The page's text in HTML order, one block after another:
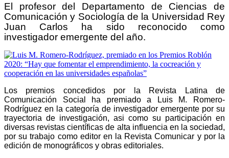
El profesor del Departamento de Ciencias de
Comunicación y Sociología de la Universidad Rey
Juan Carlos ha sido reconocido como
investigador emergente del año.
Los premios concedidos por la Revista Latina de
Comunicación Social ha premiado a Luis M. Romero-
Rodríguez en la categoría de investigador emergente por su
trayectoria de investigación, asi como su participación en
diversas revistas científicas de alta influencia en la sociedad,
por su trabajo como editor en la Revista Comunicar y por la
edición de monográficos y obras editoriales.